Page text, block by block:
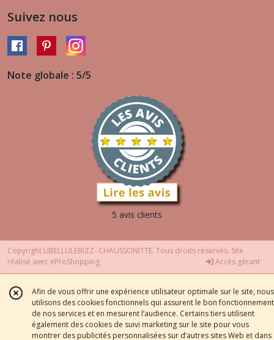
Suivez nous
Note globale : 5/5
5 avis clients
Copyright LIBELLULEBIZZ- CHAUSSONITTE. Tous droits réservés. Site
réalisé avec eProShopping Accès gérant
Afin de vous offrir une expérience utilisateur optimale sur le site, nous
utilisons des cookies fonctionnels qui assurent le bon fonctionnement
de nos services et en mesurent l’audience. Certains tiers utilisent
également des cookies de suivi marketing sur le site pour vous
montrer des publicités personnalisées sur d’autres sites Web et dans